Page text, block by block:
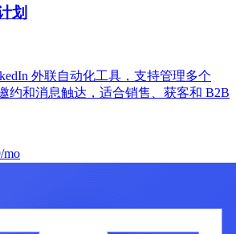
划
外联自动化工具，支持管理多个
约和消息触达，适合销售、获客和 B2B
mo